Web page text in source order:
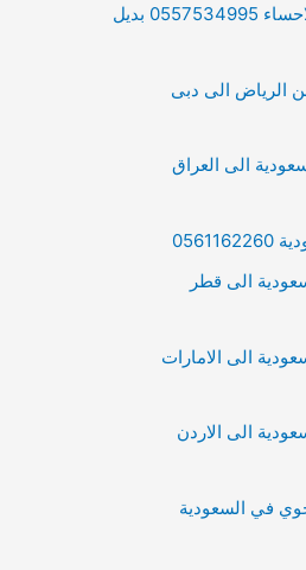
ديكورات داخلية بالاحساء 0557534995 بديل
الى دبى
الى العراق
الى قطر
الى الامارات
الى الاردن
في السعودية